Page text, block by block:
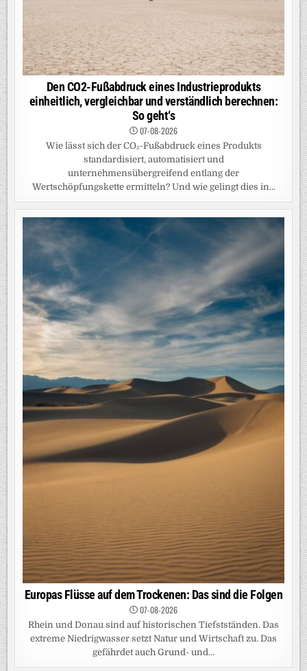
Den CO2-Fußabdruck eines Industrieprodukts
einheitlich, vergleichbar und verständlich berechnen:
So geht‘s
07-08-2026
Wie lässt sich der CO₂-Fußabdruck eines Produkts
standardisiert, automatisiert und
unternehmensübergreifend entlang der
Wertschöpfungskette ermitteln? Und wie gelingt dies in...
Europas Flüsse auf dem Trockenen: Das sind die Folgen
07-08-2026
Rhein und Donau sind auf historischen Tiefstständen. Das
extreme Niedrigwasser setzt Natur und Wirtschaft zu. Das
gefährdet auch Grund- und...